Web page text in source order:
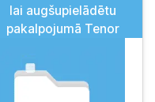
lai augšupielādētu
pakalpojumā Tenor